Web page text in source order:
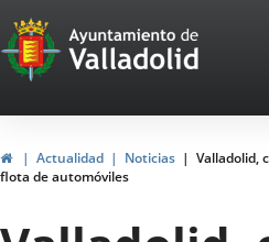
Portal
Web
del
Ayuntamiento
de
InicioActualidad Noticias
Valladolid,
flota de automóviles